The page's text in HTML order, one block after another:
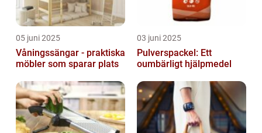
05 juni 2025
Våningssängar - praktiska
möbler som sparar plats
03 juni 2025
Pulverspackel: Ett
oumbärligt hjälpmedel